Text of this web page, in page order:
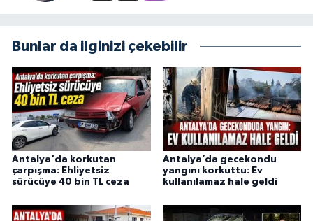
Bunlar da ilginizi çekebilir
Antalya'da korkutan
çarpışma: Ehliyetsiz
sürücüye 40 bin TL ceza
Antalya’da gecekondu
yangını korkuttu: Ev
kullanılamaz hale geldi